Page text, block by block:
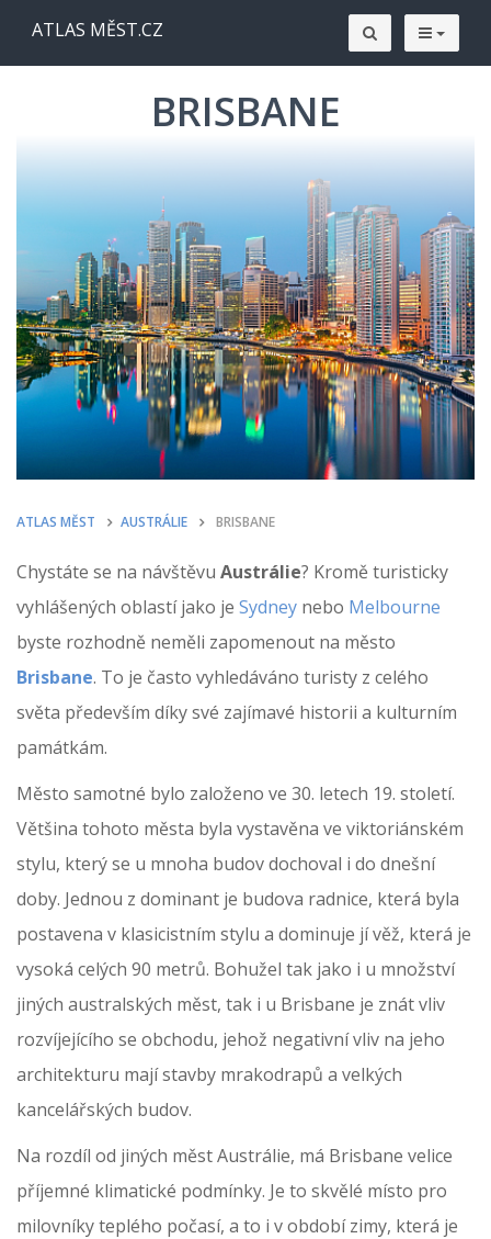
ATLAS MĚST.CZ
BRISBANE
ATLAS MĚST AUSTRÁLIE BRISBANE
Chystáte se na návštěvu Austrálie? Kromě turisticky
vyhlášených oblastí jako je Sydney nebo Melbourne
byste rozhodně neměli zapomenout na město
Brisbane. To je často vyhledáváno turisty z celého
světa především díky své zajímavé historii a kulturním
památkám.
Město samotné bylo založeno ve 30. letech 19. století.
Většina tohoto města byla vystavěna ve viktoriánském
stylu, který se u mnoha budov dochoval i do dnešní
doby. Jednou z dominant je budova radnice, která byla
postavena v klasicistním stylu a dominuje jí věž, která je
vysoká celých 90 metrů. Bohužel tak jako i u množství
jiných australských měst, tak i u Brisbane je znát vliv
rozvíjejícího se obchodu, jehož negativní vliv na jeho
architekturu mají stavby mrakodrapů a velkých
kancelářských budov.
Na rozdíl od jiných měst Austrálie, má Brisbane velice
příjemné klimatické podmínky. Je to skvělé místo pro
milovníky teplého počasí, a to i v období zimy, která je